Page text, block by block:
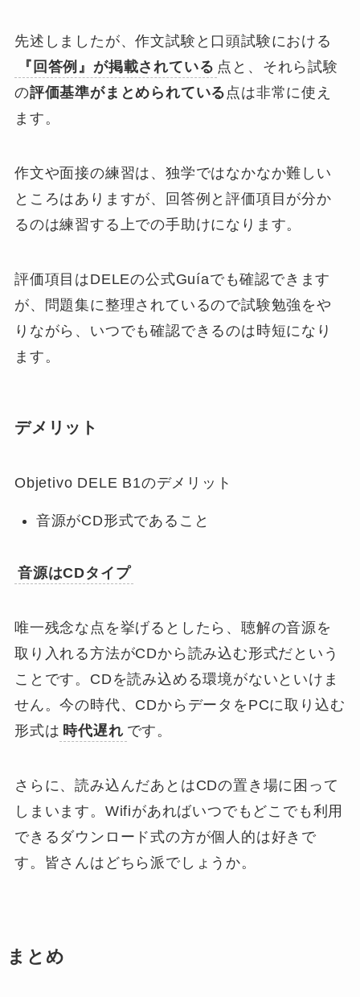
先述しましたが、作文試験と口頭試験における
『回答例』が掲載されている 点と、それら試験
の評価基準がまとめられている 点は非常に使え
ます。
作文や面接の練習は、独学ではなかなか難しい
ところはありますが、回答例と評価項目が分か
るのは練習する上での手助けになります。
評価項目はDELEの公式Guíaでも確認できます
が、問題集に整理されているので試験勉強をや
りながら、いつでも確認できるのは時短になり
ます。
デメリット
Objetivo DELE B1のデメリット
音源がCD形式であること
音源はCDタイプ
唯一残念な点を挙げるとしたら、聴解の音源を
取り入れる方法がCDから読み込む形式だという
ことです。CDを読み込める環境がないといけま
せん。今の時代、CDからデータをPCに取り込む
形式は 時代遅れ です。
さらに、読み込んだあとはCDの置き場に困って
しまいます 。Wifiがあればいつでもどこでも利用
できるダウンロード式の方が個人的は好きで
す。皆さんはどちら派でしょうか。
まとめ